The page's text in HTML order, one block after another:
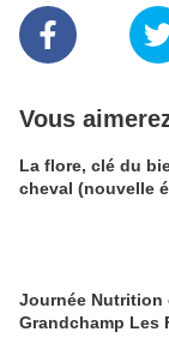
Vous
La flore, clé du
cheval (nouvelle
Journée Nutrition
Grandchamp Les